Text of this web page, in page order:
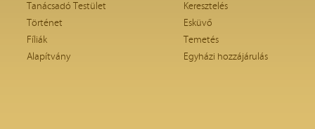
Tanácsadó Testület
Történet
Fíliák
Alapítvány
Keresztelés
Esküvő
Temetés
Egyházi hozzájárulás